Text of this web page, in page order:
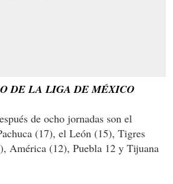
DE LA LIGA DE MÉXICO
de ocho jornadas son el
(17), el León (15), Tigres
América (12), Puebla 12 y Tijuana